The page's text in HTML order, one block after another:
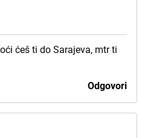
ćeš ti do Sarajeva, mtr ti
Odgovori